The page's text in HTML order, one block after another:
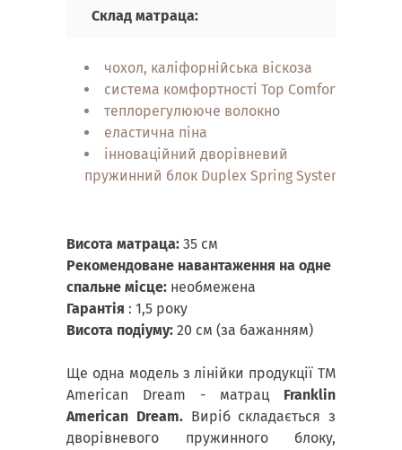
Склад матраца:
чохол, каліфорнійська віскоза
система комфортності Top Comfort
теплорегулююче волокно
еластична піна
інноваційний дворівневий
пружинний блок Duplex Spring System
Висота матраца: 35 см
Рекомендоване навантаження на одне
спальне місце: необмежена
Гарантія : 1,5 року
Висота подіуму: 20 см (за бажанням)
Ще одна модель з лінійки продукції ТМ
American Dream - матрац Franklin
American Dream. Виріб складається з
дворівневого пружинного блоку,